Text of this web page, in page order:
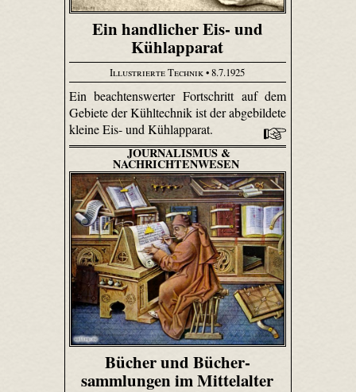
Ein handlicher Eis- und
Kühlapparat
Illustrierte Technik• 8.7.1925
Ein beachtenswerter Fortschritt auf dem
Gebiete der Kühltechnik ist der abgebildete
kleine Eis- und Kühlapparat.
JOURNALISMUS &
NACHRICHTENWESEN
Bücher und Bücher­
sammlungen im Mittelalter